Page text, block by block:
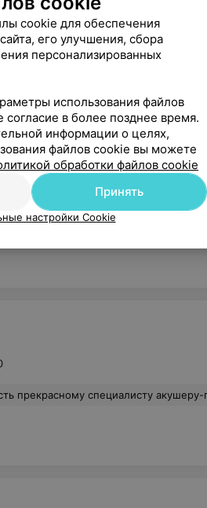
пользу и риски,доброжелательно относится к пациентам,отвечает на все
Отзывы1299
Т.В. Очень вежливый и внимательный врач. УЗИ по беременности делаю только у неё.
cookie для обеспечения
его улучшения, сбора
персонализированных
использования файлов
в более позднее время.
информации о целях,
файлов cookie вы можете
обработки файлов cookie
Принять
настройки Cookie